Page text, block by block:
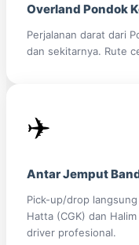
Overland Pondok
Perjalanan darat dari
dan sekitarnya. Rute
✈️
Antar Jemput
Pick-up/drop
Hatta (CGK) dan
driver profesional.